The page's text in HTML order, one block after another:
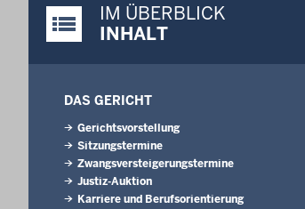
Justiz-Portal im Überblick:
IM ÜBERBLICK
INHALT
DAS GERICHT
Gerichtsvorstellung
Sitzungstermine
Zwangsversteigerungstermine
Justiz-Auktion
Karriere und Berufsorientierung